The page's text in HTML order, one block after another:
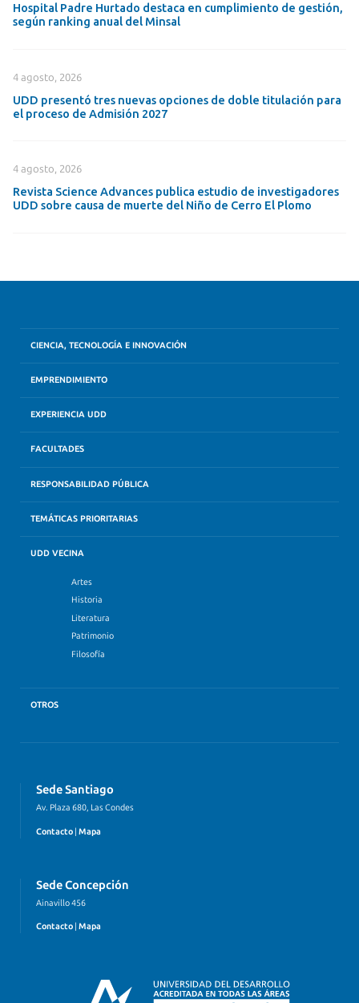
Hospital Padre Hurtado destaca en cumplimiento de gestión,
según ranking anual del Minsal
4 agosto, 2026
UDD presentó tres nuevas opciones de doble titulación para
el proceso de Admisión 2027
4 agosto, 2026
Revista Science Advances publica estudio de investigadores
UDD sobre causa de muerte del Niño de Cerro El Plomo
CIENCIA, TECNOLOGÍA E INNOVACIÓN
EMPRENDIMIENTO
EXPERIENCIA UDD
FACULTADES
RESPONSABILIDAD PÚBLICA
TEMÁTICAS PRIORITARIAS
UDD VECINA
Artes
Historia
Literatura
Patrimonio
Filosofía
OTROS
Sede Santiago
Av. Plaza 680, Las Condes
Contacto | Mapa
Sede Concepción
Ainavillo 456
Contacto Mapa